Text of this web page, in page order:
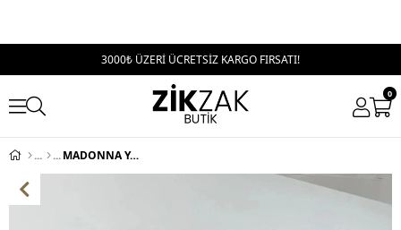
3000₺ ÜZERİ ÜCRETSİZ KARGO FIRSATI!
0
MADONNA YAKA KÜRK DETAY ELBİSE BORDO